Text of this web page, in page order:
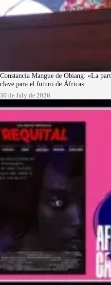
Constancia Mangue de Obiang: «La
clave para el futuro de África»
30 de July de 2026